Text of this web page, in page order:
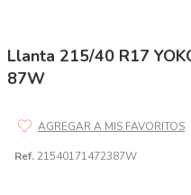
Llanta 215/40 R17
87W
Ref. 21540171472387W